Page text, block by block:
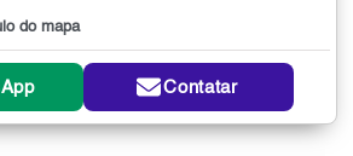
do mapa
Contatar